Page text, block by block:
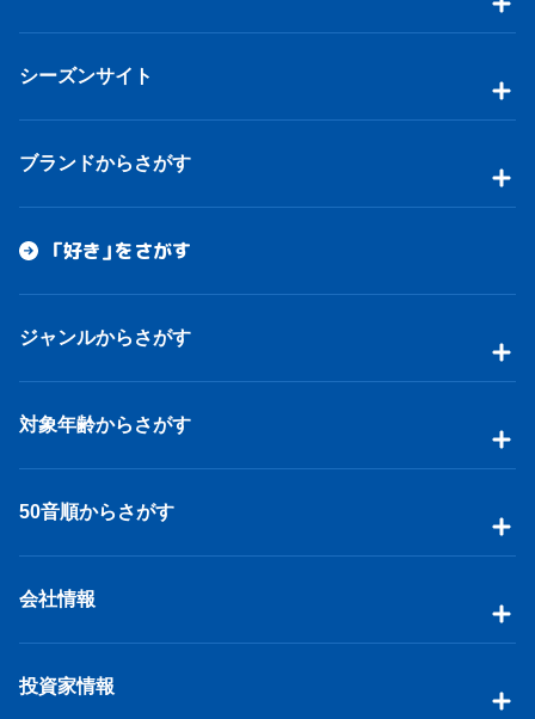
シーズンサイト
ブランドからさがす
「好き」をさがす
ジャンルからさがす
対象年齢からさがす
50音順からさがす
会社情報
投資家情報